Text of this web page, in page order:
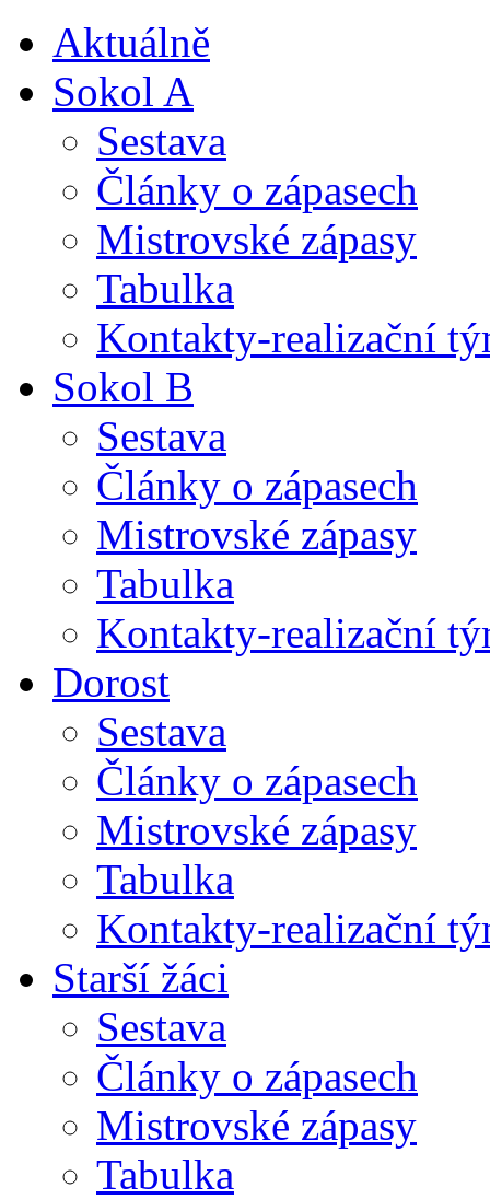
Aktuálně
Sokol A
Sestava
Články o zápasech
Mistrovské zápasy
Tabulka
Kontakty-realizační
Sokol B
Sestava
Články o zápasech
Mistrovské zápasy
Tabulka
Kontakty-realizační
Dorost
Sestava
Články o zápasech
Mistrovské zápasy
Tabulka
Kontakty-realizační
Starší žáci
Sestava
Články o zápasech
Mistrovské zápasy
Tabulka